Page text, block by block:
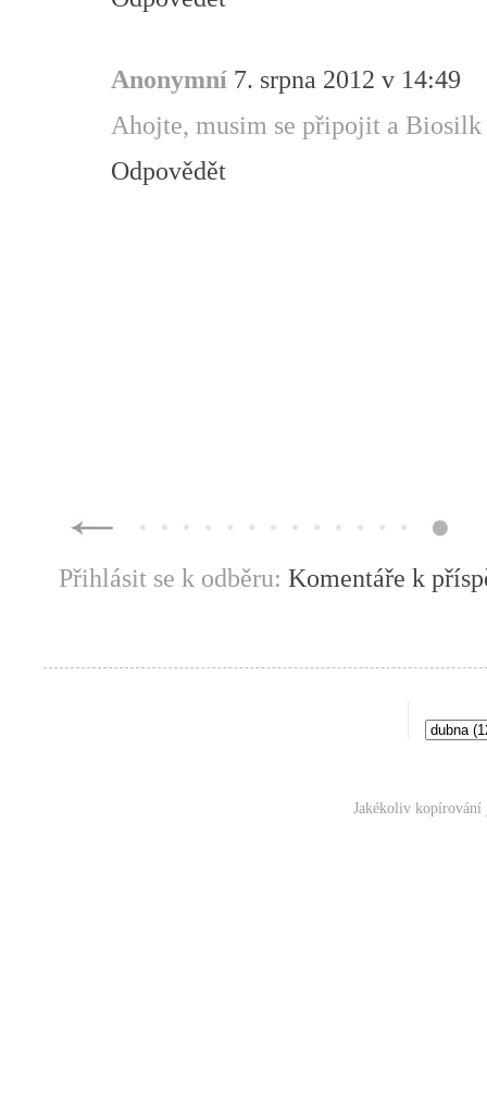
Anonymní 7. srpna 2012 v 14:49
Ahojte, musim se připojit a
Odpovědět
Přihlásit se k odběru: Komentáře k
Jakékoliv kopírování